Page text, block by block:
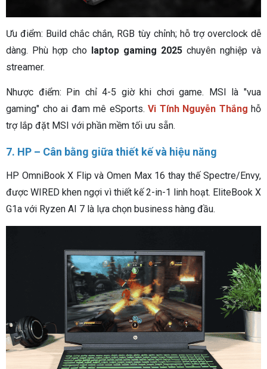
Ưu điểm: Build chắc chắn, RGB tùy chỉnh; hỗ trợ overclock dễ
dàng. Phù hợp cho laptop gaming 2025 chuyên nghiệp và
streamer.
Nhược điểm: Pin chỉ 4-5 giờ khi chơi game. MSI là "vua
gaming" cho ai đam mê eSports. Vi Tính Nguyễn Thắng hỗ
trợ lắp đặt MSI với phần mềm tối ưu sẵn.
7. HP – Cân bằng giữa thiết kế và hiệu năng
HP OmniBook X Flip và Omen Max 16 thay thế Spectre/Envy,
được WIRED khen ngợi vì thiết kế 2-in-1 linh hoạt. EliteBook X
G1a với Ryzen AI 7 là lựa chọn business hàng đầu.